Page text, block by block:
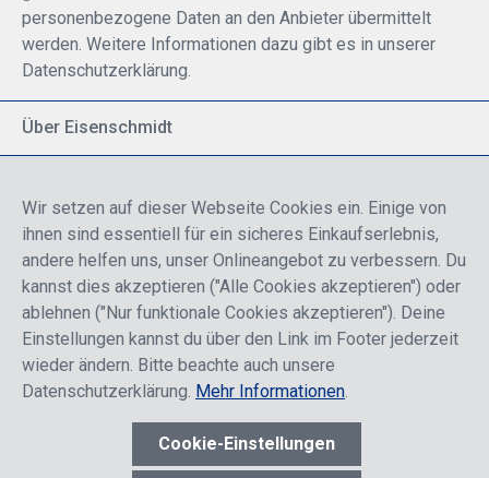
personenbezogene Daten an den Anbieter übermittelt
werden. Weitere Informationen dazu gibt es in unserer
Datenschutzerklärung.
Über Eisenschmidt
Breite Palette von Luftfahrtprodukten
Fokus auf Pilotenausbildung
Sicher einkaufen
* Alle Preise sind einschließlich der Rabatte, die je nach Login,
entweder für Endkunden oder Händler gelten und inklusive
Wir setzen auf dieser Webseite Cookies ein. Einige von
ihnen sind essentiell für ein sicheres Einkaufserlebnis,
andere helfen uns, unser Onlineangebot zu verbessern. Du
kannst dies akzeptieren ("Alle Cookies akzeptieren") oder
ablehnen ("Nur funktionale Cookies akzeptieren"). Deine
Einstellungen kannst du über den Link im Footer jederzeit
wieder ändern. Bitte beachte auch unsere
Datenschutzerklärung. Mehr Informationen.
Cookie-Einstellungen